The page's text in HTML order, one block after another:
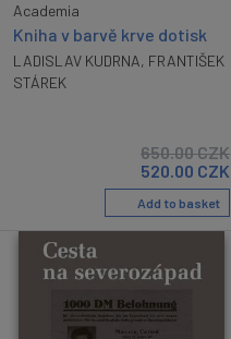
Academia
Kniha v barvě krve dotisk
LADISLAV KUDRNA, FRANTIŠEK
STÁREK
650.00CZK
520.00 CZK
Add to basket